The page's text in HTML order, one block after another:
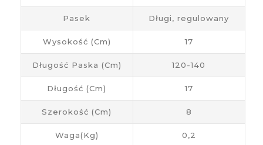
Pasek Długi, regulowany
Wysokość (cm) 17
Długość Paska (cm) 120-140
Długość (cm) 17
Szerokość (cm) 8
Waga(kg) 0,2